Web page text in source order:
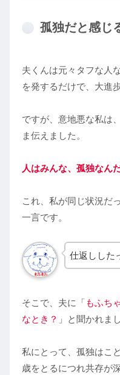
孤独だと感じ
夫くんは元々タフな人
を発するだけで、大進歩
ですが、意地悪な私は
ま伝えました。
人はみんな、孤独なんだ
これ、私が同じ状況だ
一言です。
仕返しした
そこで、夫に「もふち
なとき？ 」と聞かれま
私にとって、孤独はこ
歳をとるにつれ共存が